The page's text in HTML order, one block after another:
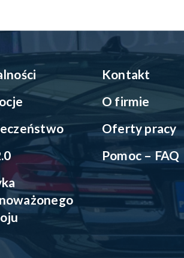
Kontakt
O firmie
Oferty pracy
Pomoc – FAQ